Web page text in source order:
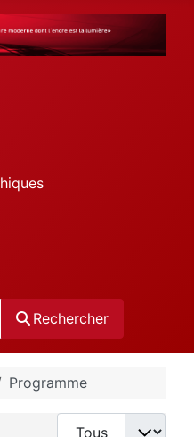
Rechercher
Programme
Afficher #